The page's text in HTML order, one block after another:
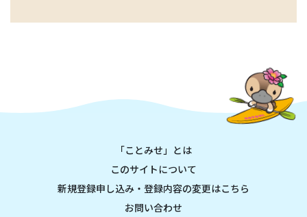
「ことみせ」とは
このサイトについて
新規登録申し込み・登録内容の変更はこちら
お問い合わせ